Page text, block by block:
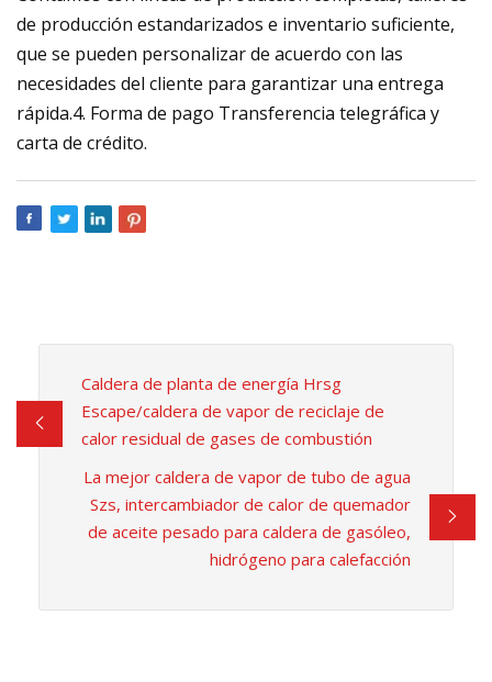
de producción estandarizados e inventario suficiente,
que se pueden personalizar de acuerdo con las
necesidades del cliente para garantizar una entrega
rápida.4. Forma de pago Transferencia telegráfica y
carta de crédito.
Caldera de planta de energía Hrsg
Escape/caldera de vapor de reciclaje de
calor residual de gases de combustión
La mejor caldera de vapor de tubo de agua
Szs, intercambiador de calor de quemador
de aceite pesado para caldera de gasóleo,
hidrógeno para calefacción